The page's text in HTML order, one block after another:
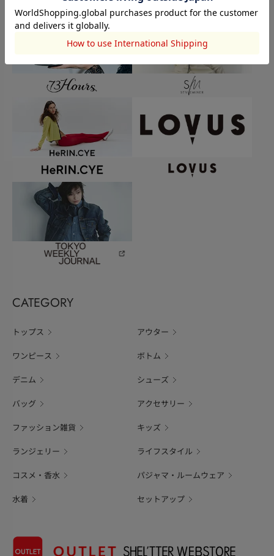
CATEGORY
トップス アウター
ワンピース ボトム
デニム シューズ
バッグ アクセサリー
ファッション雑貨 キッズ
ランジェリー ライフスタイル
コスメ・香水 パジャマ・ルームウェア
水着 セットアップ